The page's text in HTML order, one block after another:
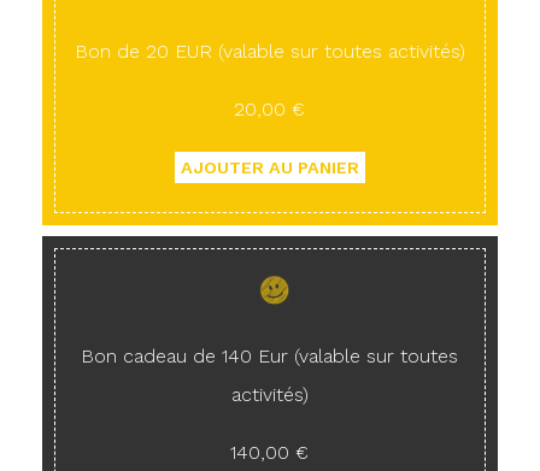
Bon de 20 EUR (valable sur toutes activités)
20,00 €
Bon cadeau de 140 Eur (valable sur toutes
activités)
140,00 €